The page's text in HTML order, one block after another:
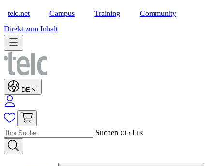
telc.net Campus Training Community
Direkt zum Inhalt
DE
Suchen Ctrl+K